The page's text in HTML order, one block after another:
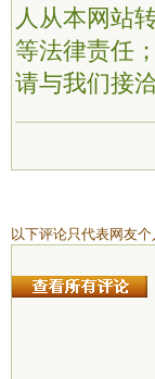
人从本网站
等法律责任
请与我们接洽
以下评论只代表网友